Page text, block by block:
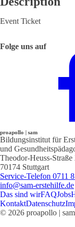
Event Ticket
Folge uns auf
proapollo | sam
Bildungsinstitut für
und
Theodor-Heuss-Straße
70174 Stuttgart
Service-Telefon 0711
info@sam-erstehilfe.de
Das sind wirFAQJobs
KontaktDatenschutz
© 2026 proapollo | sam